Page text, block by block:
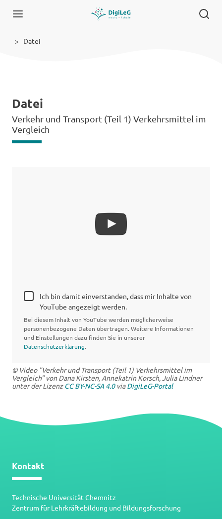
Datei
Datei
Verkehr und Transport (Teil 1) Verkehrsmittel im
Vergleich
Ich bin damit einverstanden, dass mir Inhalte von
YouTube angezeigt werden.
Bei diesem Inhalt von YouTube werden möglicherweise
personenbezogene Daten übertragen. Weitere Informationen
und Einstellungen dazu finden Sie in unserer
Datenschutzerklärung.
© Video "Verkehr und Transport (Teil 1) Verkehrsmittel im
Vergleich" von Dana Kirsten, Annekatrin Korsch, Julia Lindner
unter der LizenzCC BY-NC-SA 4.0viaDigiLeG-Portal
Kontakt
Technische Universität Chemnitz
Zentrum für Lehrkräftebildung und Bildungsforschung